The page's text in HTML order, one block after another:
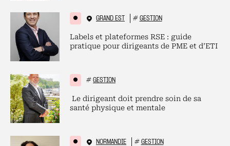
GRAND EST # GESTION
Labels et plateformes RSE : guide
pratique pour dirigeants de PME et d’ETI
# GESTION
Le dirigeant doit prendre soin de sa
santé physique et mentale
NORMANDIE # GESTION